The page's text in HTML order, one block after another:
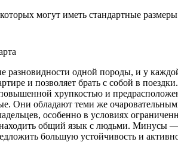
могут иметь стандартные
одной породы, и у
и позволяет брать с собой в
хрупкостью и
Они обладают теми же
особенно в условиях
общий язык с людьми. Минусы —
большую устойчивость и